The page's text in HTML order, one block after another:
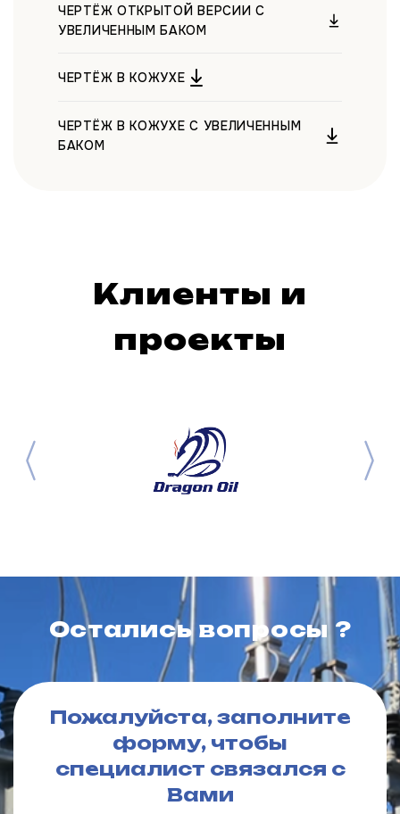
ЧЕРТЁЖ ОТКРЫТОЙ ВЕРСИИ С
УВЕЛИЧЕННЫМ БАКОМ
ЧЕРТЁЖ В КОЖУХЕ
ЧЕРТЁЖ В КОЖУХЕ С УВЕЛИЧЕННЫМ
БАКОМ
Клиенты и
проекты
Остались вопросы ?
Пожалуйста, заполните
форму, чтобы
специалист связался с
Вами